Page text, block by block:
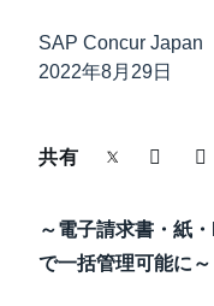
製品情報
働きかた改革
SAP Concur Japan
2022年8月29日
共有
～電子請求書・紙
で一括管理可能に～